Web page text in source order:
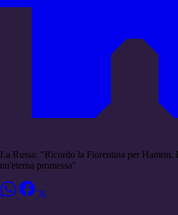
La Russa: "Ricordo la Fiorentina per Hamrin.
un'eterna promessa"